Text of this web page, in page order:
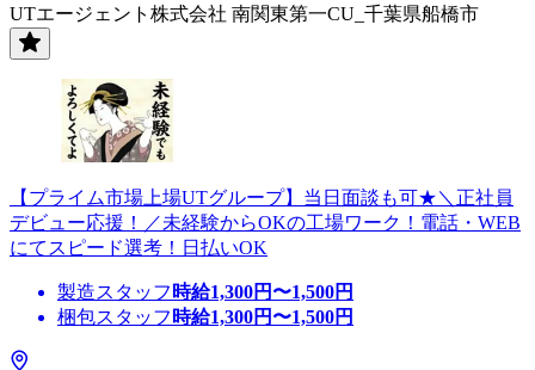
UTエージェント株式会社 南関東第一CU_千葉県船橋市
【プライム市場上場UTグループ】当日面談も可★＼正社員
デビュー応援！／未経験からOKの工場ワーク！電話・WEB
にてスピード選考！日払いOK
製造スタッフ 時給1,300円〜1,500円
梱包スタッフ 時給1,300円〜1,500円